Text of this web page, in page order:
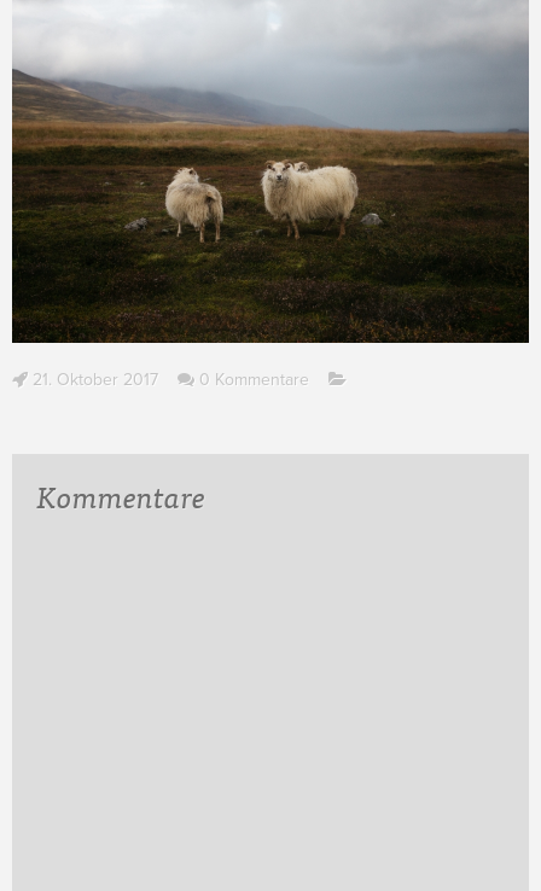
21. Oktober 2017 0 Kommentare
Kommentare